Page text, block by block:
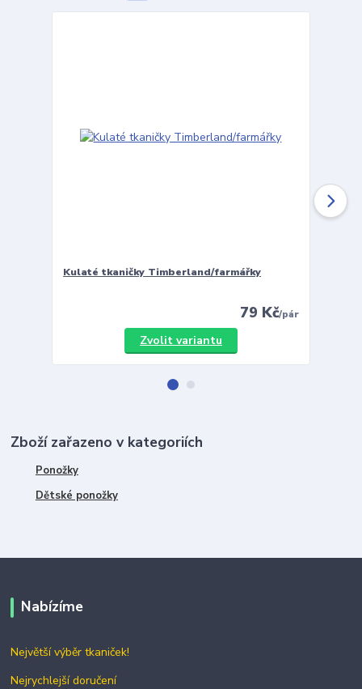
Kulaté tkaničky Timberland/farmářky
79 Kč/pár
Zvolit variantu
Zboží zařazeno v kategoriích
Ponožky
Dětské ponožky
Nabízíme
Největší výběr tkaniček!
Nejrychlejší doručení